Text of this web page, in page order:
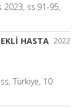
2023, ss.91-95,
2022
HASTA
Türkiye, 10